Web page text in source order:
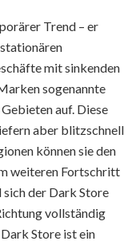
Trend – er
mit sinkenden
sogenannte
auf. Diese
aber blitzschnell
können sie den
weiteren Fortschritt
der Dark Store
vollständig
Store ist ein